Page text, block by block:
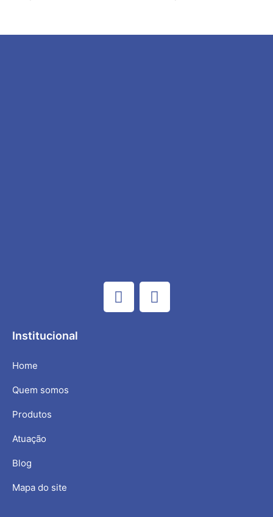
Institucional
Home
Quem somos
Produtos
Atuação
Blog
Mapa do site